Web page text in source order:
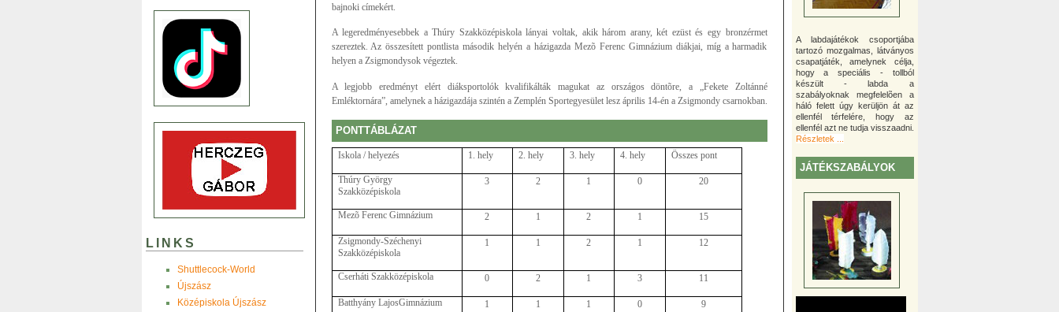
LINKS
Shuttlecock-World
Újszász
Középiskola Újszász
A labdajátékok csoportjába
tartozó mozgalmas, látványos
csapatjáték, amelynek célja,
hogy a speciális - tollból
készült - labda a
szabályoknak megfelelõen a
háló felett úgy kerüljön át az
ellenfél térfelére, hogy az
ellenfél azt ne tudja visszaadni.
Részletek ...
JÁTÉKSZABÁLYOK
bajnoki címekért.
A legeredményesebbek a Thúry Szakközépiskola lányai voltak, akik három arany, két ezüst és egy bronzérmet
szereztek. Az összesített pontlista második helyén a házigazda Mezõ Ferenc Gimnázium diákjai, míg a harmadik
helyen a Zsigmondysok végeztek.
A legjobb eredményt elért diáksportolók kvalifikálták magukat az országos döntõre, a „Fekete Zoltánné
Emléktornára”, amelynek a házigazdája szintén a Zemplén Sportegyesület lesz április 14-én a Zsigmondy csarnokban.
PONTTÁBLÁZAT
Iskola / helyezés 1. hely 2. hely 3. hely 4. hely Összes pont
Thúry György
Szakközépiskola
3 2 1 0 20
Mezõ Ferenc Gimnázium 2 1 2 1 15
Zsigmondy-Széchenyi
Szakközépiskola
1 1 2 1 12
Cserháti Szakközépiskola 0 2 1 3 11
Batthyány LajosGimnázium 1 1 1 0 9